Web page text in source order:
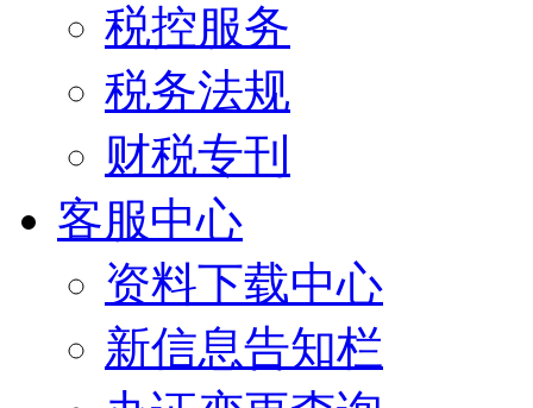
税控服务
税务法规
财税专刊
客服中心
资料下载中心
新信息告知栏